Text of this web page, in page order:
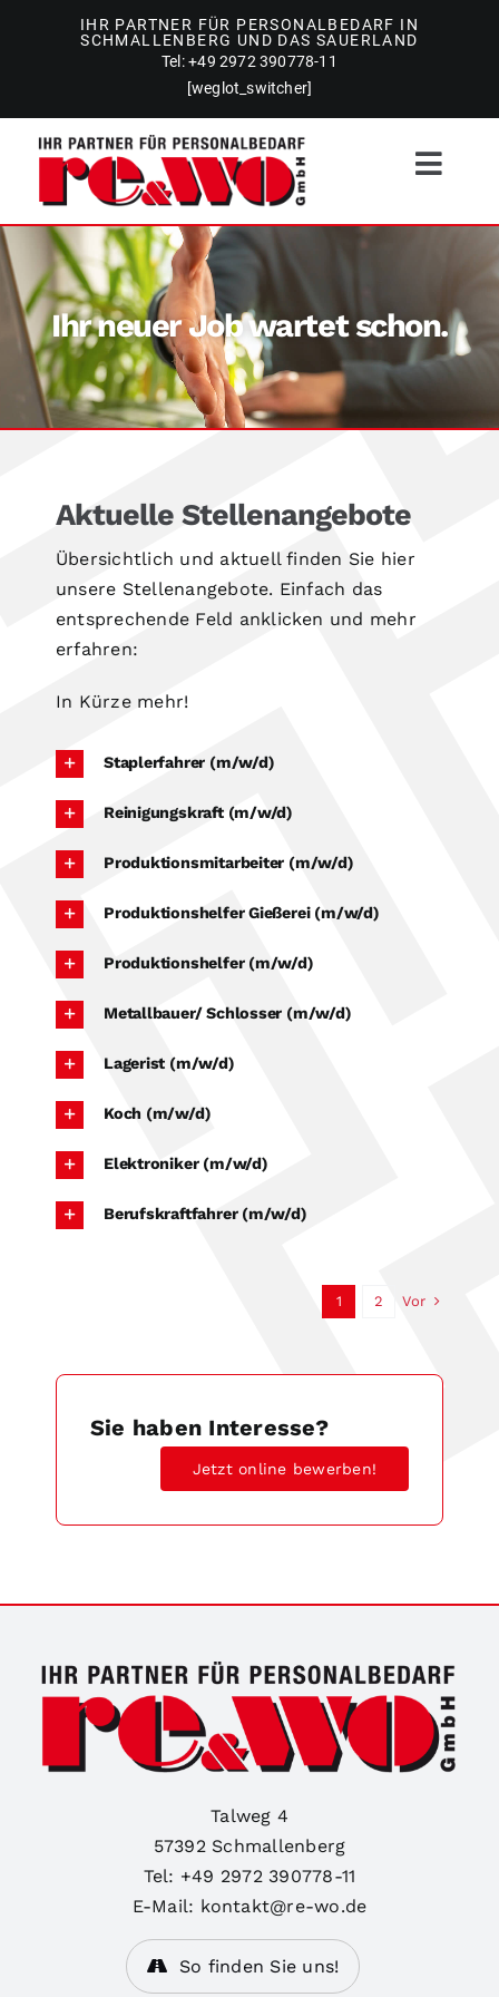
IHR PARTNER FÜR PERSONALBEDARF IN
SCHMALLENBERG UND DAS SAUERLAND
Tel: +49 2972 390778-11
[weglot_switcher]
Personaldienstleistungen
Stellenangebote
Gebäudereinigung
Ihr neuer Job wartet schon.
Aktuelle Stellenangebote
Übersichtlich und aktuell finden Sie hier
unsere Stellenangebote. Einfach das
entsprechende Feld anklicken und mehr
erfahren:
In Kürze mehr!
Staplerfahrer (m/w/d)
Reinigungskraft (m/w/d)
Produktionsmitarbeiter (m/w/d)
Produktionshelfer Gießerei (m/w/d)
Produktionshelfer (m/w/d)
Metallbauer/ Schlosser (m/w/d)
Lagerist (m/w/d)
Koch (m/w/d)
Elektroniker (m/w/d)
Berufskraftfahrer (m/w/d)
1 2 Vor
Sie haben Interesse?
Jetzt online bewerben!
Talweg 4
57392 Schmallenberg
Tel: +49 2972 390778-11
E-Mail: kontakt@re-wo.de
So finden Sie uns!